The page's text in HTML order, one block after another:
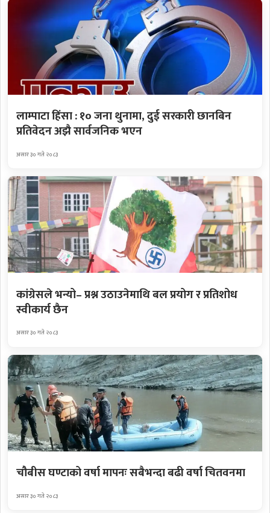
लाम्पाटा हिंसा : १० जना थुनामा, दुई सरकारी छानबिन
प्रतिवेदन अझै सार्वजनिक भएन
असार ३० गते २०८३
कांग्रेसले भन्यो– प्रश्न उठाउनेमाथि बल प्रयोग र प्रतिशोध
स्वीकार्य छैन
असार ३० गते २०८३
चौबीस घण्टाको वर्षा मापनः सबैभन्दा बढी वर्षा चितवनमा
असार ३० गते २०८३